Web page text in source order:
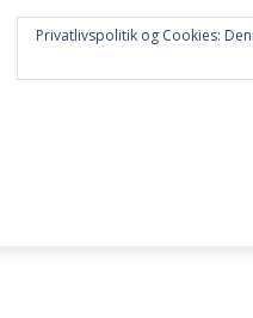
Privatlivspolitik og Cookies: